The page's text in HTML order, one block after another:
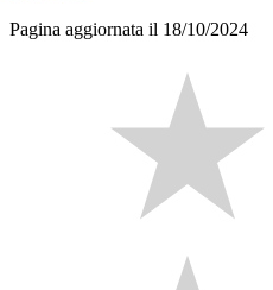
Pagina aggiornata il 18/10/2024